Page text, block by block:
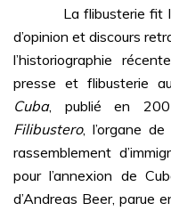
La flibusterie fit
d’opinion et discours
l’historiographie
presse et flibusterie
Cuba, publié en
Filibustero, l’organe
rassemblement
pour l’annexion de
d’Andreas Beer, parue